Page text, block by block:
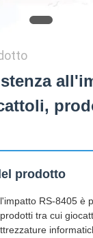
prodotto
RS-8405 è
tra cui